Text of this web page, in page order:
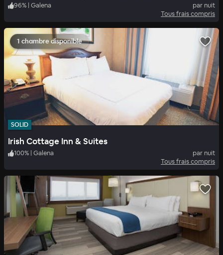
96% Galena
par nuit
Tous frais compris
1 chambre disponible
SOLID
Irish Cottage Inn & Suites
100% | Galena
par nuit
Tous frais compris